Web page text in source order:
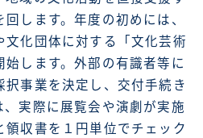
します。年度の初めには、
文化団体に対する「文化芸術
します。外部の有識者等に
択事業を決定し、交付手続き
実際に展覧会や演劇が実施
領収書を１円単位でチェック